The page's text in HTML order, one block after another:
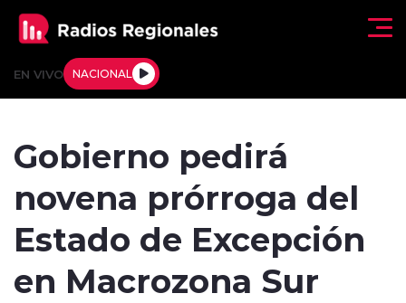
EN VIVO NACIONAL
Tendencias
Gobierno pedirá
novena prórroga del
Estado de Excepción
en Macrozona Sur